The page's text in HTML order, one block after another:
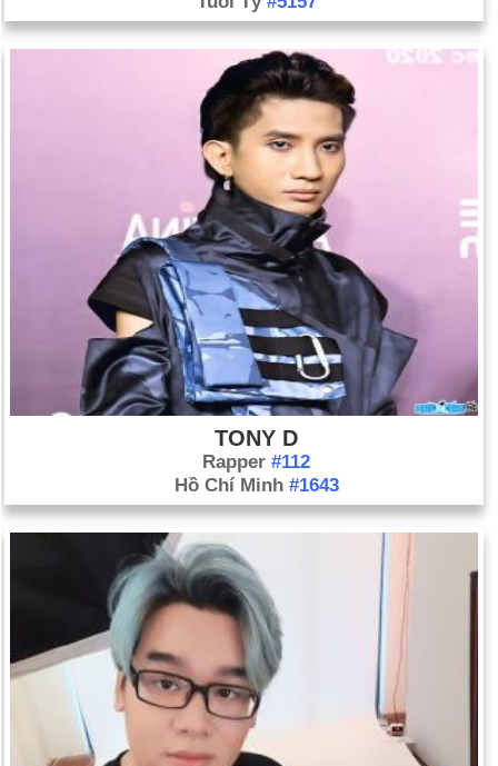
TONY D
Rapper #112
Hồ Chí Minh #1643